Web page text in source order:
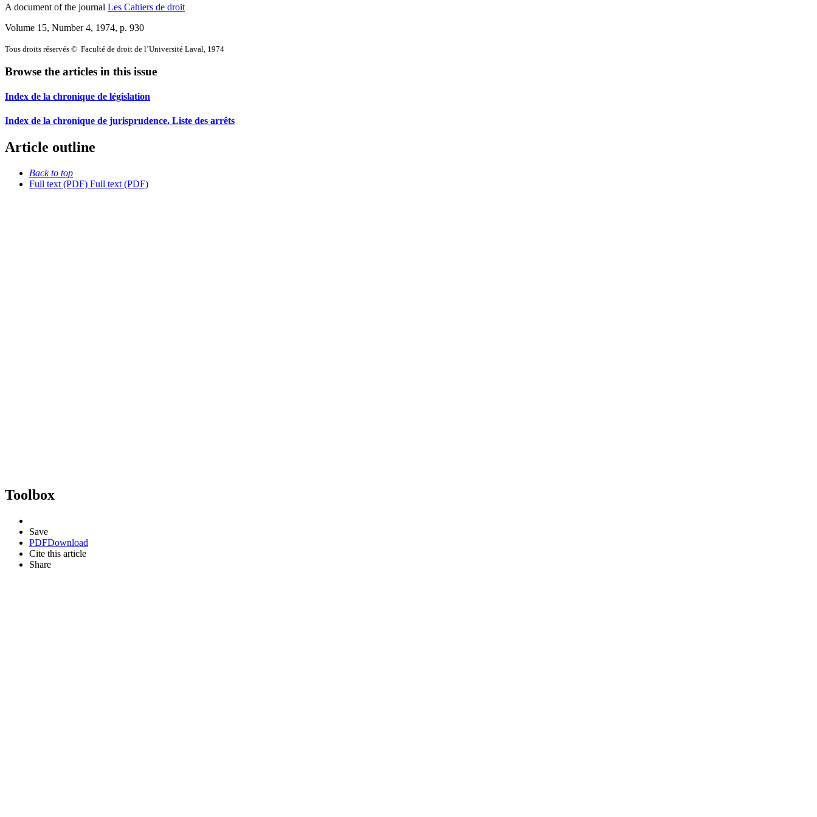
A document of the journal Les Cahiers de droit
Volume 15, Number 4, 1974, p. 930
Tous droits réservés © Faculté de droit de l’Université Laval, 1974
Browse the articles in this issue
Index de la chronique de législation
Index de la chronique de jurisprudence. Liste des arrêts
Article outline
Back to top
Full text (PDF) Full text (PDF)
Toolbox
Save
PDFDownload
Cite this article
Share